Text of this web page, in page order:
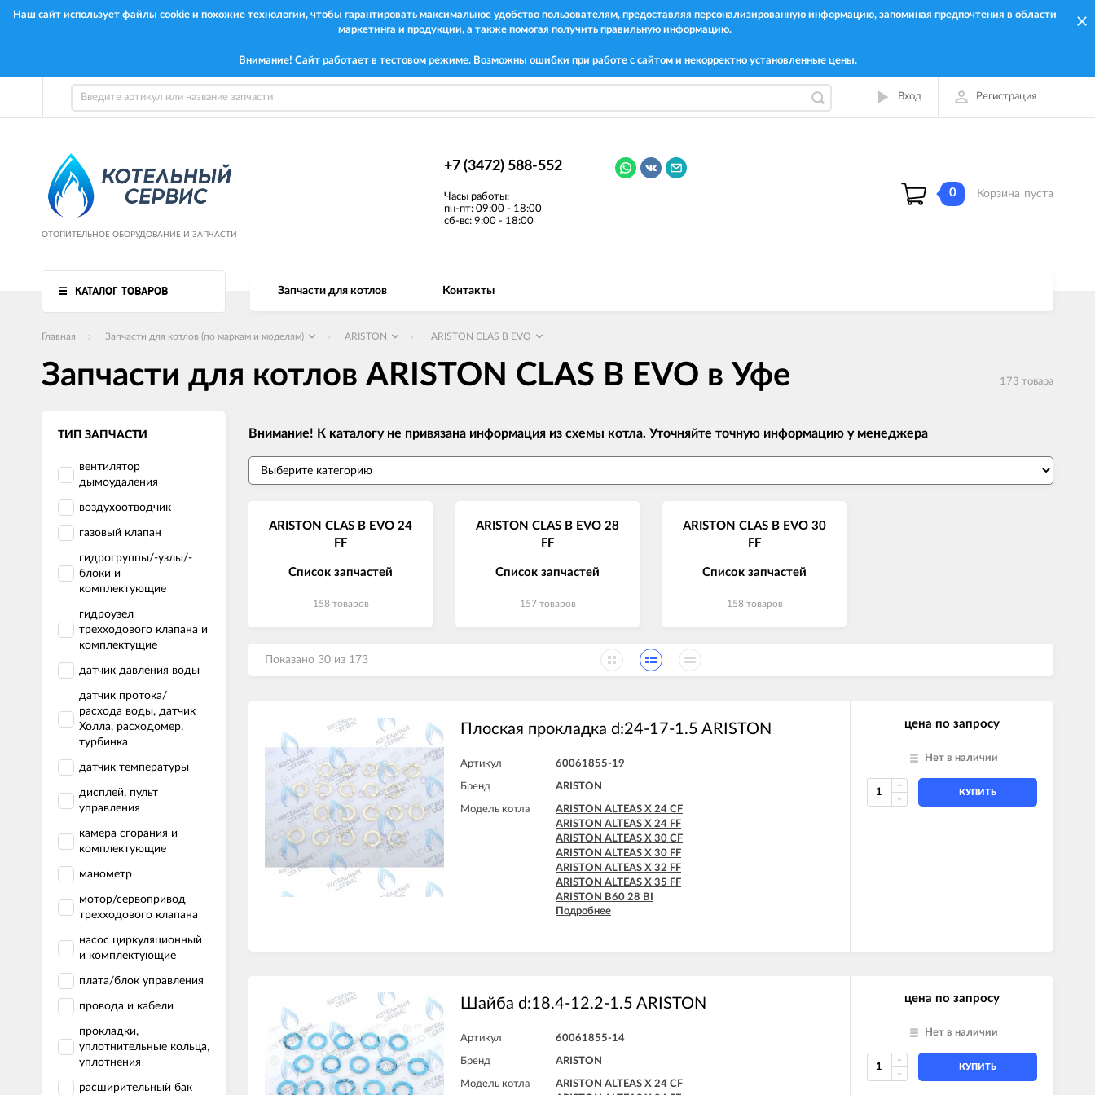
Наш сайт использует файлы cookie и похожие технологии, чтобы гарантировать максимальное удобство пользователям, предоставляя персонализированную информацию, запоминая предпочтения в области
маркетинга и продукции, а также помогая получить правильную информацию.
Внимание! Сайт работает в тестовом режиме. Возможны ошибки при работе с сайтом и некорректно установленные цены.
Вход Регистрация
ОТОПИТЕЛЬНОЕ ОБОРУДОВАНИЕ И ЗАПЧАСТИ
+7 (3472) 588-552
Часы работы:
пн-пт: 09:00 - 18:00
сб-вс: 9:00 - 18:00
0 Корзина пуста
КАТАЛОГ ТОВАРОВ Запчасти для котлов Контакты
Главная Запчасти для котлов (по маркам и моделям) ARISTON ARISTON CLAS B EVO
Запчасти для котлов ARISTON CLAS B EVO в Уфе 173 товара
ТИП ЗАПЧАСТИ
вентилятор
дымоудаления
воздухоотводчик
газовый клапан
гидрогруппы/-узлы/-
блоки и
комплектующие
гидроузел
трехходового клапана и
комплектущие
датчик давления воды
датчик протока/
расхода воды, датчик
Холла, расходомер,
турбинка
датчик температуры
дисплей, пульт
управления
камера сгорания и
комплектующие
манометр
мотор/сервопривод
трехходового клапана
насос циркуляционный
и комплектующие
плата/блок управления
провода и кабели
прокладки,
уплотнительные кольца,
уплотнения
расширительный бак
Внимание! К каталогу не привязана информация из схемы котла. Уточняйте точную информацию у менеджера
ARISTON CLAS B EVO 24
FF
Список запчастей
158 товаров
ARISTON CLAS B EVO 28
FF
Список запчастей
157 товаров
ARISTON CLAS B EVO 30
FF
Список запчастей
158 товаров
Показано 30 из 173
Плоская прокладка d:24-17-1.5 ARISTON
Артикул 60061855-19
Бренд ARISTON
Модель котла
ARISTON ALTEAS X 24 CF
ARISTON ALTEAS X 24 FF
ARISTON ALTEAS X 30 CF
ARISTON ALTEAS X 30 FF
ARISTON ALTEAS X 32 FF
ARISTON ALTEAS X 35 FF
ARISTON B60 28 BI
ARISTON B60 30 BFFI
ARISTON CARES X 15 FF
ARISTON CARES X 24 FF
ARISTON CARES X SYSTEM 24 CF
ARISTON CLAS B 24 CF
Подробнее
цена по запросу
Нет в наличии
КУПИТЬ
Шайба d:18.4-12.2-1.5 ARISTON
Артикул 60061855-14
Бренд ARISTON
Модель котла
ARISTON ALTEAS X 24 CF
цена по запросу
Нет в наличии
КУПИТЬ